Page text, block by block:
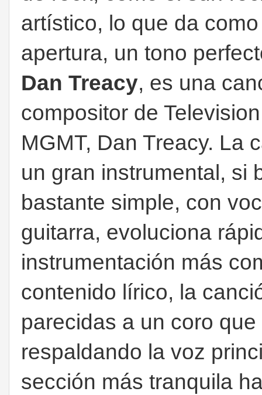
artístico, lo que da
apertura, un tono
Dan Treacy, es una
compositor de
MGMT, Dan Treacy. La
un gran instrumental, si
bastante simple, con
guitarra, evoluciona
instrumentación más
contenido lírico, la
parecidas a un coro
respaldando la voz
sección más tranquila